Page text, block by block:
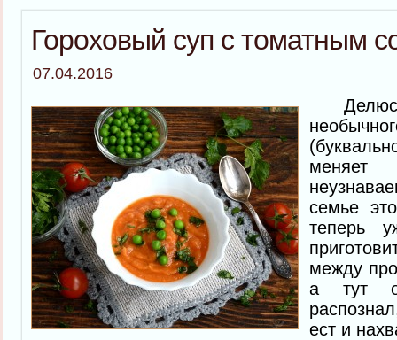
Гороховый суп с томатным
07.04.2016
семье
теперь
между
а тут
ест и